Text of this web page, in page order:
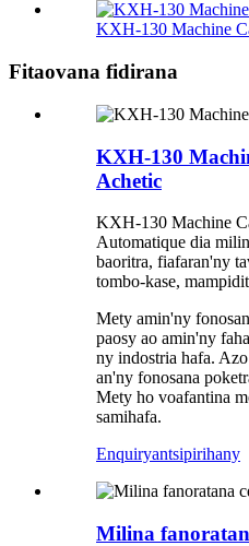
KXH-130 Machine
Fitaovana fidirana
KXH-130
Achetic
KXH-130 Machine
Automatique dia
baoritra, fiafaran'ny
tombo-kase,
Mety amin'ny
paosy ao amin'ny
ny indostria hafa.
an'ny fonosana
Mety ho voafantina
samihafa.
Enquiryantsipirihany
Milina